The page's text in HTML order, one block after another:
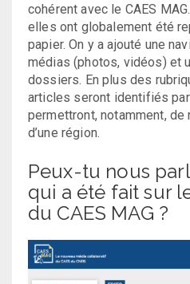
cohérent avec le CAES
elles ont globalement été
papier. On y a ajouté une
médias (photos, vidéos) et
dossiers. En plus des
articles seront identifiés
permettront, notamment,
d’une région.
Peux-tu nous
qui a été fait sur
du CAES MAG ?